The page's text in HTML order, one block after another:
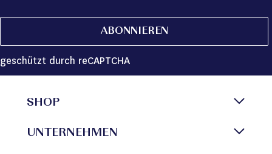
ABONNIEREN
geschützt durch reCAPTCHA
SHOP
UNTERNEHMEN